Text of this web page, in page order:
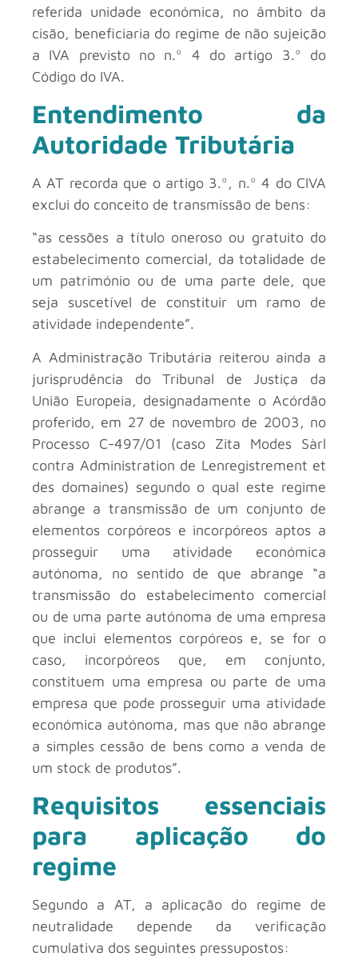
referida unidade económica, no âmbito da
cisão, beneficiaria do regime de não sujeição
a IVA previsto no n.º 4 do artigo 3.º do
Código do IVA.
Entendimento da
Autoridade Tributária
A AT recorda que o artigo 3.º, n.º 4 do CIVA
exclui do conceito de transmissão de bens:
“as cessões a título oneroso ou gratuito do
estabelecimento comercial, da totalidade de
um património ou de uma parte dele, que
seja suscetível de constituir um ramo de
atividade independente”.
A Administração Tributária reiterou ainda a
jurisprudência do Tribunal de Justiça da
União Europeia, designadamente o Acórdão
proferido, em 27 de novembro de 2003, no
Processo C-497/01 (caso Zita Modes Sàrl
contra Administration de Lenregistrement et
des domaines) segundo o qual este regime
abrange a transmissão de um conjunto de
elementos corpóreos e incorpóreos aptos a
prosseguir uma atividade económica
autónoma, no sentido de que abrange “a
transmissão do estabelecimento comercial
ou de uma parte autónoma de uma empresa
que inclui elementos corpóreos e, se for o
caso, incorpóreos que, em conjunto,
constituem uma empresa ou parte de uma
empresa que pode prosseguir uma atividade
económica autónoma, mas que não abrange
a simples cessão de bens como a venda de
um stock de produtos”.
Requisitos essenciais
para aplicação do
regime
Segundo a AT, a aplicação do regime de
neutralidade depende da verificação
cumulativa dos seguintes pressupostos: